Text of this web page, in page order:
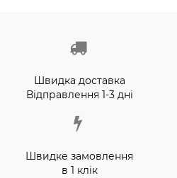
Швидка доставка
Відправлення 1-3 дні
Швидке замовлення
в 1 клік